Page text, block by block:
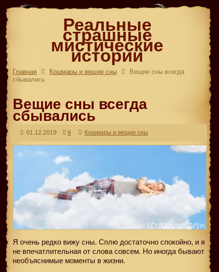
Реальные
страшные
мистические
истории
Главная Кошмары и вещие сны
Вещие сны всегда
сбывались
Вещие сны всегда
сбывались
01.12.2019 9 Кошмары и вещие сны
Я очень редко вижу сны. Сплю достаточно спокойно, и я
не впечатлительная от слова совсем. Но иногда бывают
необъяснимые моменты в жизни.